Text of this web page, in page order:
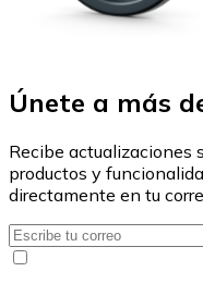
Únete a más
Recibe actualizaciones
productos y
directamente en tu